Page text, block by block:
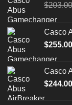
$
Casco
$
Casco
$